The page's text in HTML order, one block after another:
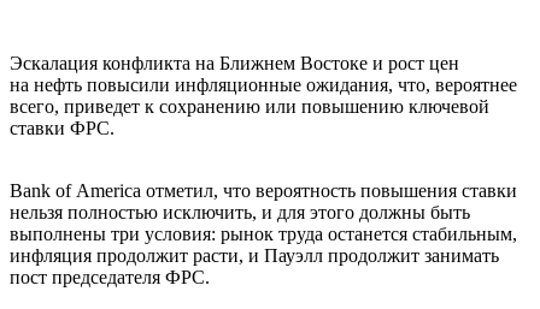
Эскалация конфликта на Ближнем Востоке и рост цен
на нефть повысили инфляционные ожидания, что, вероятнее
всего, приведет к сохранению или повышению ключевой
ставки ФРС.
Bank of America отметил, что вероятность повышения ставки
нельзя полностью исключить, и для этого должны быть
выполнены три условия: рынок труда останется стабильным,
инфляция продолжит расти, и Пауэлл продолжит занимать
пост председателя ФРС.